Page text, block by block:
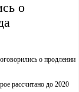
о
о продлении
рассчитано до 2020